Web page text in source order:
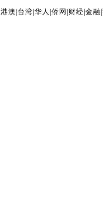
|港澳 台湾 |华人 |侨网 财经 |金融 |